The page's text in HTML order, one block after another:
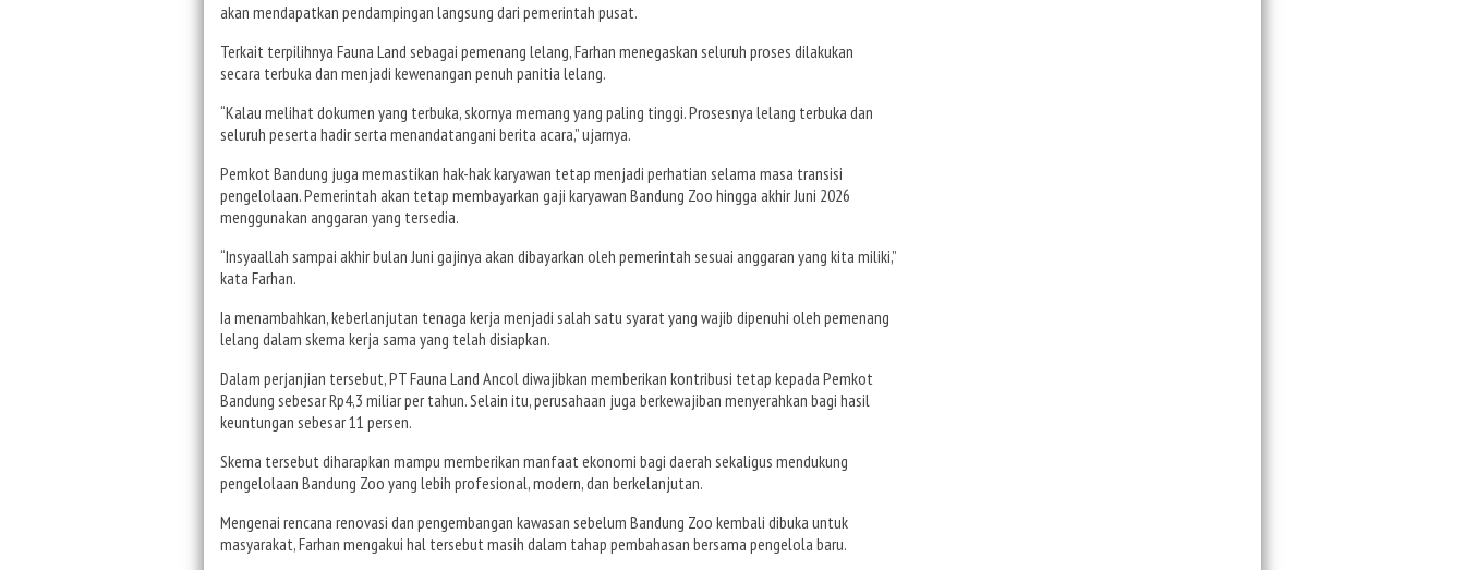
akan mendapatkan pendampingan langsung dari pemerintah pusat.
Terkait terpilihnya Fauna Land sebagai pemenang lelang, Farhan menegaskan seluruh proses dilakukan
secara terbuka dan menjadi kewenangan penuh panitia lelang.
“Kalau melihat dokumen yang terbuka, skornya memang yang paling tinggi. Prosesnya lelang terbuka dan
seluruh peserta hadir serta menandatangani berita acara,” ujarnya.
Pemkot Bandung juga memastikan hak-hak karyawan tetap menjadi perhatian selama masa transisi
pengelolaan. Pemerintah akan tetap membayarkan gaji karyawan Bandung Zoo hingga akhir Juni 2026
menggunakan anggaran yang tersedia.
“Insyaallah sampai akhir bulan Juni gajinya akan dibayarkan oleh pemerintah sesuai anggaran yang kita miliki,”
kata Farhan.
Ia menambahkan, keberlanjutan tenaga kerja menjadi salah satu syarat yang wajib dipenuhi oleh pemenang
lelang dalam skema kerja sama yang telah disiapkan.
Dalam perjanjian tersebut, PT Fauna Land Ancol diwajibkan memberikan kontribusi tetap kepada Pemkot
Bandung sebesar Rp4,3 miliar per tahun. Selain itu, perusahaan juga berkewajiban menyerahkan bagi hasil
keuntungan sebesar 11 persen.
Skema tersebut diharapkan mampu memberikan manfaat ekonomi bagi daerah sekaligus mendukung
pengelolaan Bandung Zoo yang lebih profesional, modern, dan berkelanjutan.
Mengenai rencana renovasi dan pengembangan kawasan sebelum Bandung Zoo kembali dibuka untuk
masyarakat, Farhan mengakui hal tersebut masih dalam tahap pembahasan bersama pengelola baru.